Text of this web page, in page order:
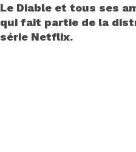
Le Diable et tous ses
qui fait partie de la
série Netflix.